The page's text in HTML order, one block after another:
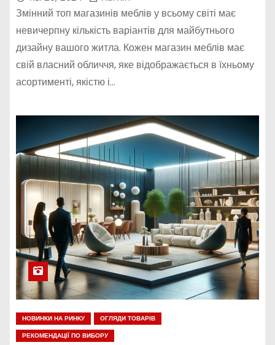
Змінний топ магазинів меблів у всьому світі має
невичерпну кількість варіантів для майбутнього
дизайну вашого житла. Кожен магазин меблів має
свій власний обличчя, яке відображається в їхньому
асортименті, якістю і…
НОВИНКИ НА РИНКУ
ОГЛЯДИ ТОВАРІВ
РЕКОМЕНДАЦІЇ ПО ВИБОРУ